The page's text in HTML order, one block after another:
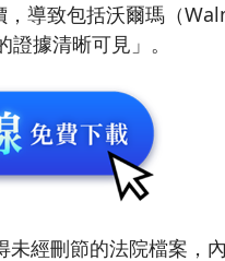
導致包括沃爾瑪（
據清晰可見」。
經刪節的法院檔案，